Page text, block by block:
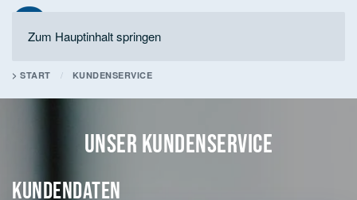
Zum Hauptinhalt springen
> START KUNDENSERVICE
UNSER KUNDENSERVICE
KUNDENDATEN